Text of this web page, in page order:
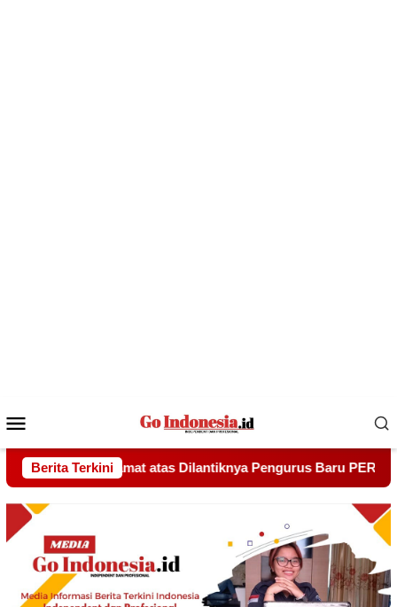
Mobile
Berita Terkini
Baru PERMATA Batam Periode 2026–2031 Udin